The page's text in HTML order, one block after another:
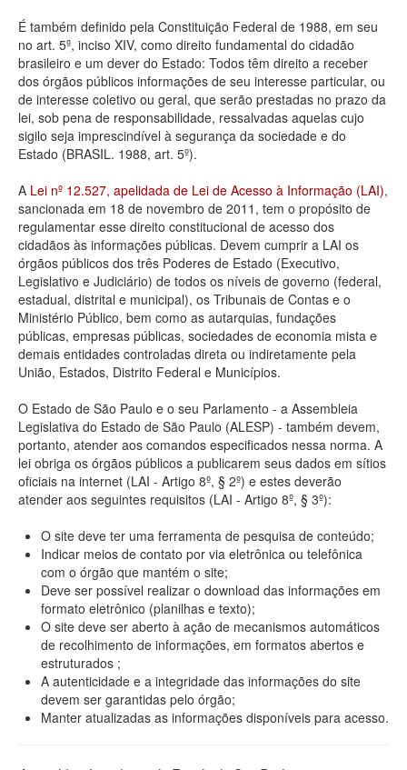
Administração
Legislação
Agenda
Perguntas frequentes
Contato
É também definido pela Constituição Federal de 1988, em seu
no art. 5º, inciso XIV, como direito fundamental do cidadão
brasileiro e um dever do Estado: Todos têm direito a receber
dos órgãos públicos informações de seu interesse particular, ou
de interesse coletivo ou geral, que serão prestadas no prazo da
lei, sob pena de responsabilidade, ressalvadas aquelas cujo
sigilo seja imprescindível à segurança da sociedade e do
Estado (BRASIL. 1988, art. 5º).
A Lei nº 12.527, apelidada de Lei de Acesso à Informação (LAI),
sancionada em 18 de novembro de 2011, tem o propósito de
regulamentar esse direito constitucional de acesso dos
cidadãos às informações públicas. Devem cumprir a LAI os
órgãos públicos dos três Poderes de Estado (Executivo,
Legislativo e Judiciário) de todos os níveis de governo (federal,
estadual, distrital e municipal), os Tribunais de Contas e o
Ministério Público, bem como as autarquias, fundações
públicas, empresas públicas, sociedades de economia mista e
demais entidades controladas direta ou indiretamente pela
União, Estados, Distrito Federal e Municípios.
O Estado de São Paulo e o seu Parlamento - a Assembleia
Legislativa do Estado de São Paulo (ALESP) - também devem,
portanto, atender aos comandos especificados nessa norma. A
lei obriga os órgãos públicos a publicarem seus dados em sítios
oficiais na internet (LAI - Artigo 8º, § 2º) e estes deverão
atender aos seguintes requisitos (LAI - Artigo 8º, § 3º):
O site deve ter uma ferramenta de pesquisa de conteúdo;
Indicar meios de contato por via eletrônica ou telefônica
com o órgão que mantém o site;
Deve ser possível realizar o download das informações em
formato eletrônico (planilhas e texto);
O site deve ser aberto à ação de mecanismos automáticos
de recolhimento de informações, em formatos abertos e
estruturados ;
A autenticidade e a integridade das informações do site
devem ser garantidas pelo órgão;
Manter atualizadas as informações disponíveis para acesso.